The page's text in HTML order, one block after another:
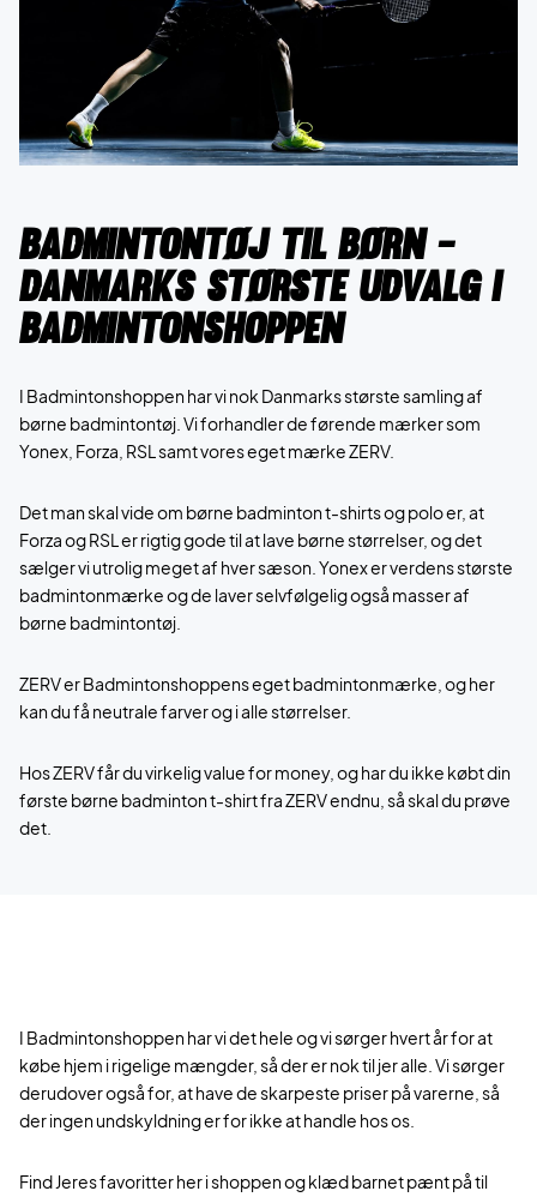
Badmintontøj til børn -
Danmarks største udvalg i
Badmintonshoppen
I Badmintonshoppen har vi nok Danmarks største samling af
børne badmintontøj. Vi forhandler de førende mærker som
Yonex, Forza, RSL samt vores eget mærke ZERV.
Det man skal vide om børne badminton t-shirts og polo er, at
Forza og RSL er rigtig gode til at lave børne størrelser, og det
sælger vi utrolig meget af hver sæson. Yonex er verdens største
badmintonmærke og de laver selvfølgelig også masser af
børne badmintontøj.
ZERV er Badmintonshoppens eget badmintonmærke, og her
kan du få neutrale farver og i alle størrelser.
Hos ZERV får du virkelig value for money, og har du ikke købt din
første børne badminton t-shirt fra ZERV endnu, så skal du prøve
det.
I Badmintonshoppen har vi det hele og vi sørger hvert år for at
købe hjem i rigelige mængder, så der er nok til jer alle. Vi sørger
derudover også for, at have de skarpeste priser på varerne, så
der ingen undskyldning er for ikke at handle hos os.
Find Jeres favoritter her i shoppen og klæd barnet pænt på til